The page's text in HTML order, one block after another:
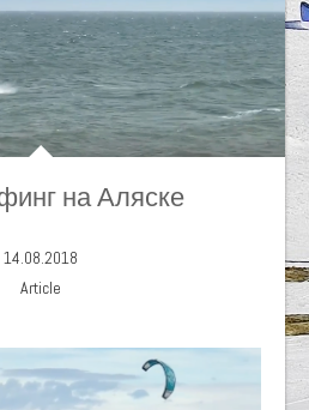
на Аляске
14.08.2018
Article